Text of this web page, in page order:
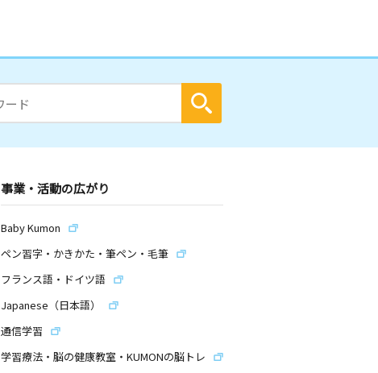
事業・活動の広がり
Baby Kumon
ペン習字・かきかた・筆ペン・毛筆
フランス語・ドイツ語
Japanese（日本語）
通信学習
学習療法・脳の健康教室・KUMONの脳トレ